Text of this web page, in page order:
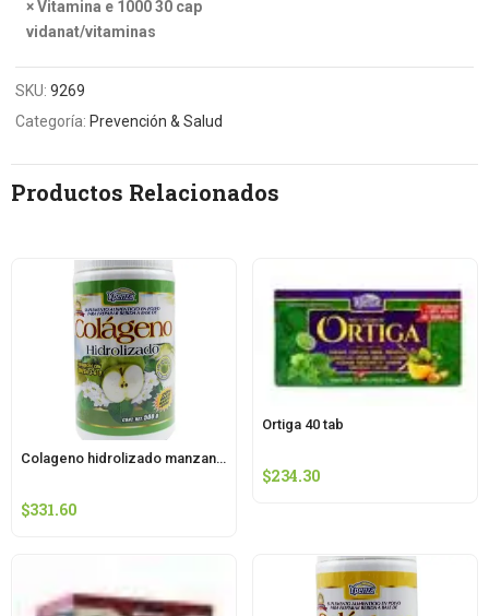
×Vitamina e 1000 30 cap
vidanat/vitaminas
SKU:9269
Categoría:Prevención & Salud
Productos Relacionados
Colageno hidrolizado manzana 500 g ypenza
$331.60
Ortiga 40 tab
$234.30